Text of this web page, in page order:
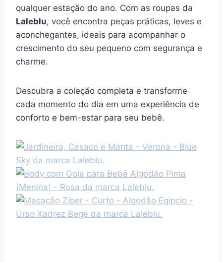
qualquer estação do ano. Com as roupas da
Laleblu, você encontra peças práticas, leves e
aconchegantes, ideais para acompanhar o
crescimento do seu pequeno com segurança e
charme.
Descubra a coleção completa e transforme
cada momento do dia em uma experiência de
conforto e bem-estar para seu bebê.